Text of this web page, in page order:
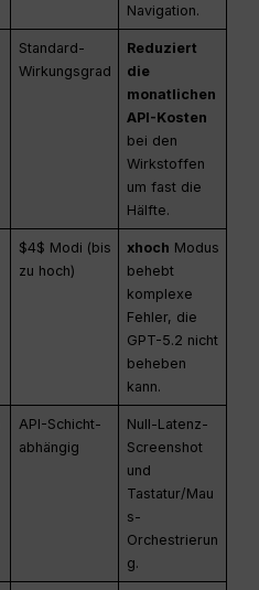
Navigation.
Standard-
Wirkungsgrad
Reduziert
die
monatlichen
API-Kosten
bei den
Wirkstoffen
um fast die
Hälfte.
$4$ Modi (bis
zu hoch)
xhoch Modus
behebt
komplexe
Fehler, die
GPT-5.2 nicht
beheben
kann.
API-Schicht-
abhängig
Null-Latenz-
Screenshot
und
Tastatur/Mau
s-
Orchestrierun
g.